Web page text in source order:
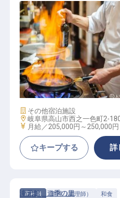
キッチンスタッフ（洋食
レストラン）
施設業態
その他宿泊施設
勤務地
岐阜県高山市西之一色町2-
給与
月給／205,000円～ 250,000円
キープする 詳
正社員 調理（調理師） 和食
滝元館 遊季の里